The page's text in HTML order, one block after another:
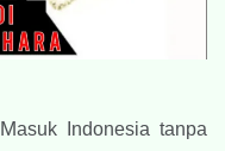
Masuk Indonesia tanpa